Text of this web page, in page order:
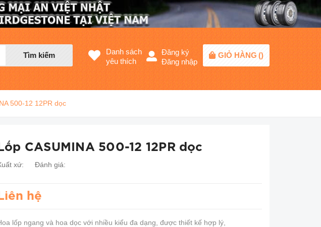
Tìm kiếm
Danh sách
yêu thích
Đăng ký
Đăng nhập
GIỎ HÀNG ()
500-12 12PR dọc
Lốp CASUMINA 500-12 12PR dọc
xứ: Đánh giá:
Liên hệ
lốp ngang và hoa dọc với nhiều kiểu đa dạng, được thiết kế hợp lý,